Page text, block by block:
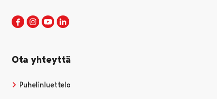
Porin kaupunki Facebookissa
Avautuu uudessa välilehdessä
Porin kaupunki Instagramissa
Avautuu uudessa välilehdessä
Porin kaupunki Youtubessa
Avautuu uudessa välilehdessä
Ota yhteyttä
Puhelinluettelo